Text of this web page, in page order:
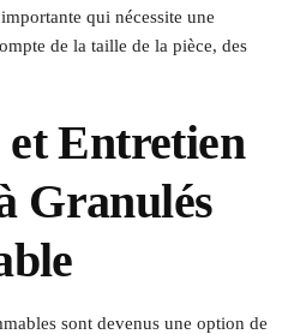
qui nécessite une
de la taille de la pièce, des
Entretien
Granulés
sont devenus une option de